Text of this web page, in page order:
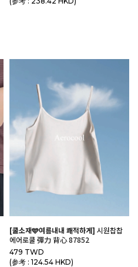
[쿨소재🩵여름내내 쾌적하게] 시원찹찹
에어로쿨 彈力 背心 87852
479 TWD
(参考 : 124.54 HKD)